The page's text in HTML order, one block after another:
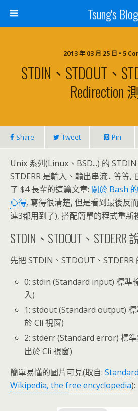
Tsung's Blog
2013 年 03 月 25 日 • 5
STDIN、STDOUT、
Redirection
Share Tweet Pin
Unix 系列(Linux、BSD...) 的
STDERR 是輸入、輸出串流... 等等,
了 $4 長輩的這篇文章: 關於 Bash
心得, 寫得很清楚, 但是看到最後反
連3都用到了), 搭配簡單的程式重新
STDIN、STDOUT、STDERR
先把 STDIN、STDOUT、STDERR
0: stdin (Standard input) 標準
入)
1: stdout (Standard output) 標
於 Cli 視窗)
2: stderr (Standard error) 標
出於 Cli 視窗)
簡單易懂的圖片可見(取自:
Wikipedia, the free encyclopedia):